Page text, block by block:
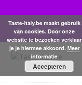
Taste-Italy.be maakt gebruik
van cookies. Door onze
website te bezoeken verklaar
je je hiermee akkoord. Meer
informatie
Accepteren